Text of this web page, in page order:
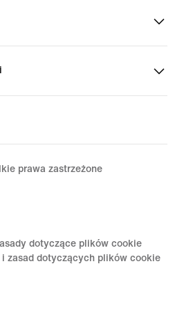
prawa zastrzeżone
dotyczące plików cookie
zasad dotyczących plików cookie